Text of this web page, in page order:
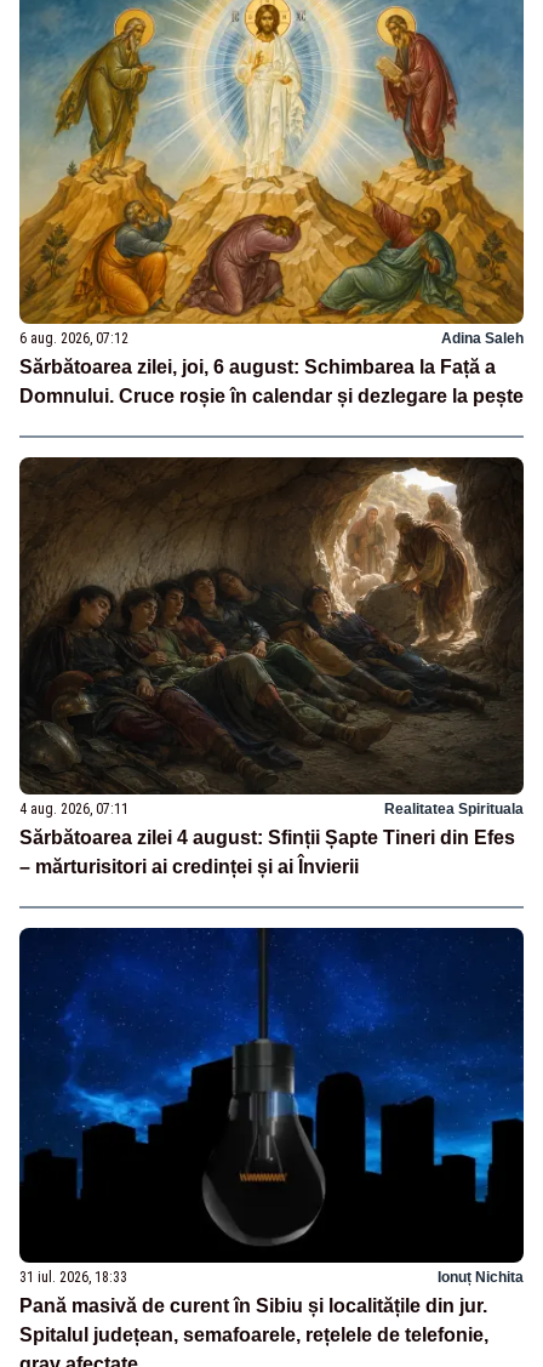
6 aug. 2026, 07:12 Adina Saleh
Sărbătoarea zilei, joi, 6 august: Schimbarea la Față a
Domnului. Cruce roșie în calendar și dezlegare la pește
4 aug. 2026, 07:11 Realitatea Spirituala
Sărbătoarea zilei 4 august: Sfinții Șapte Tineri din Efes
– mărturisitori ai credinței și ai Învierii
31 iul. 2026, 18:33 Ionuț Nichita
Pană masivă de curent în Sibiu și localitățile din jur.
Spitalul județean, semafoarele, rețelele de telefonie,